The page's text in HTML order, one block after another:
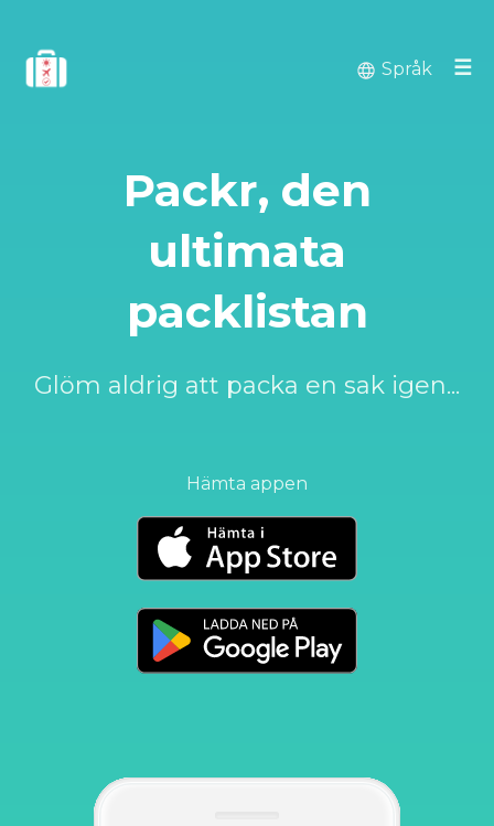
Språk ☰
Packr, den
ultimata
packlistan
Glöm aldrig att packa en sak igen...
Hämta appen